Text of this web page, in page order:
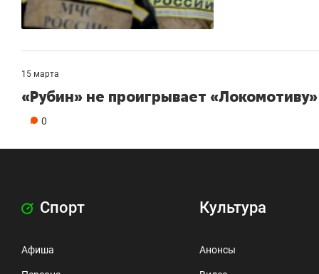
15 марта
«Рубин» не проигрывает
0
Спорт
Афиша
Культура
Анонсы